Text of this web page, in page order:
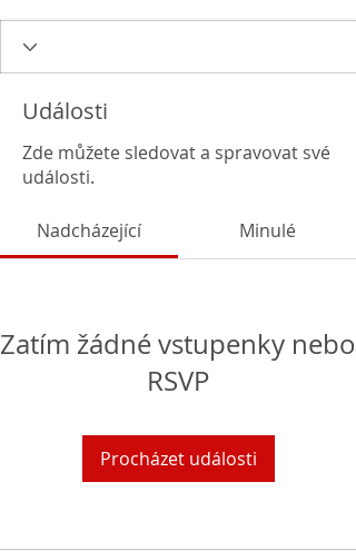
Události
Zde můžete sledovat a spravovat své
události.
Nadcházející Minulé
Zatím žádné vstupenky nebo
RSVP
Procházet události